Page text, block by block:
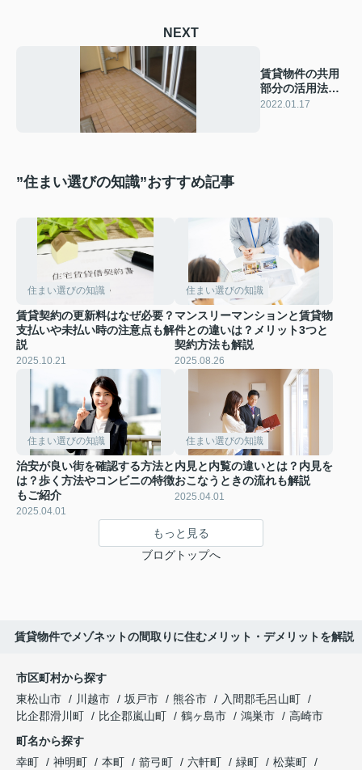
NEXT
賃貸物件の共用
部分の活用法と
は？
2022.01.17
”住まい選びの知識”おすすめ記事
住まい選びの知識
賃貸契約の更新料はなぜ必要？
支払いや未払い時の注意点も解
説
2025.10.21
住まい選びの知識
マンスリーマンションと賃貸物
件との違いは？メリット3つと
契約方法も解説
2025.08.26
住まい選びの知識
治安が良い街を確認する方法と
は？歩く方法やコンビニの特徴
もご紹介
2025.04.01
住まい選びの知識
内見と内覧の違いとは？内見を
おこなうときの流れも解説
2025.04.01
もっと見る
ブログトップへ
賃貸物件でメゾネットの間取りに住むメリット・デメリットを解説
市区町村から探す
東松山市
川越市 坂戸市 熊谷市
入間郡毛呂山町
比企郡滑川町
比企郡嵐山町 鶴ヶ島市 鴻巣市
高崎市
町名から探す
幸町
神明町 本町 箭弓町 六軒町 緑町
松葉町